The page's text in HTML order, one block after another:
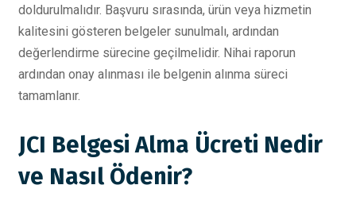
doldurulmalıdır. Başvuru sırasında, ürün veya hizmetin
kalitesini gösteren belgeler sunulmalı, ardından
değerlendirme sürecine geçilmelidir. Nihai raporun
ardından onay alınması ile belgenin alınma süreci
tamamlanır.
JCI Belgesi Alma Ücreti Nedir
ve Nasıl Ödenir?